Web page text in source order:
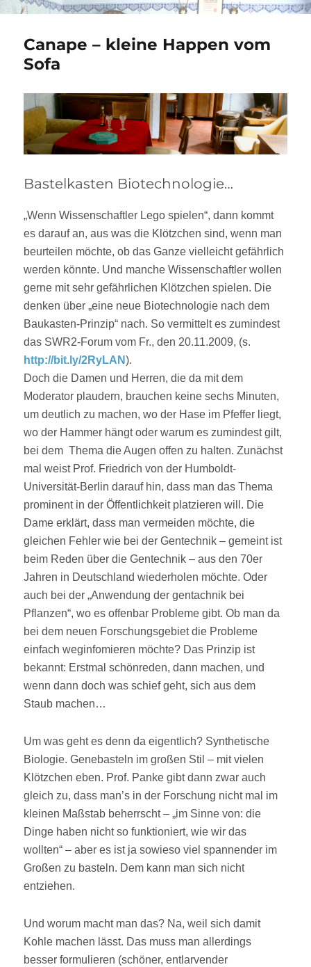
Canape – kleine Happen vom
Sofa
Bastelkasten Biotechnologie…
„Wenn Wissenschaftler Lego spielen“, dann kommt
es darauf an, aus was die Klötzchen sind, wenn man
beurteilen möchte, ob das Ganze vielleicht gefährlich
werden könnte. Und manche Wissenschaftler wollen
gerne mit sehr gefährlichen Klötzchen spielen. Die
denken über „eine neue Biotechnologie nach dem
Baukasten-Prinzip“ nach. So vermittelt es zumindest
das SWR2-Forum vom Fr., den 20.11.2009, (s.
http://bit.ly/2RyLAN).
Doch die Damen und Herren, die da mit dem
Moderator plaudern, brauchen keine sechs Minuten,
um deutlich zu machen, wo der Hase im Pfeffer liegt,
wo der Hammer hängt oder warum es zumindest gilt,
bei dem Thema die Augen offen zu halten. Zunächst
mal weist Prof. Friedrich von der Humboldt-
Universität-Berlin darauf hin, dass man das Thema
prominent in der Öffentlichkeit platzieren will. Die
Dame erklärt, dass man vermeiden möchte, die
gleichen Fehler wie bei der Gentechnik – gemeint ist
beim Reden über die Gentechnik – aus den 70er
Jahren in Deutschland wiederholen möchte. Oder
auch bei der „Anwendung der gentachnik bei
Pflanzen“, wo es offenbar Probleme gibt. Ob man da
bei dem neuen Forschungsgebiet die Probleme
einfach weginfomieren möchte? Das Prinzip ist
bekannt: Erstmal schönreden, dann machen, und
wenn dann doch was schief geht, sich aus dem
Staub machen…
Um was geht es denn da eigentlich? Synthetische
Biologie. Genebasteln im großen Stil – mit vielen
Klötzchen eben. Prof. Panke gibt dann zwar auch
gleich zu, dass man’s in der Forschung nicht mal im
kleinen Maßstab beherrscht – „im Sinne von: die
Dinge haben nicht so funktioniert, wie wir das
wollten“ – aber es ist ja sowieso viel spannender im
Großen zu basteln. Dem kann man sich nicht
entziehen.
Und worum macht man das? Na, weil sich damit
Kohle machen lässt. Das muss man allerdings
besser formulieren (schöner, entlarvender